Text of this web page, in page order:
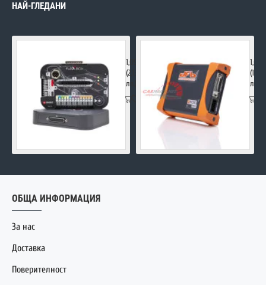
НАЙ-ГЛЕДАНИ
1,090.00€
(2,131.85
лв.)
лв.)
ОБЩА ИНФОРМАЦИЯ
За нас
Доставка
Поверителност